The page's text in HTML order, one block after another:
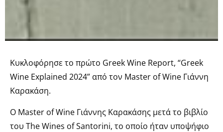
Κυκλοφόρησε το πρώτο Greek Wine Report, “Greek
Wine Explained 2024” από τον Master of Wine Γιάννη
Καρακάση.
Ο Master of Wine Γιάννης Καρακάσης μετά το βιβλίο
του The Wines of Santorini, το οποίο ήταν υποψήφιο